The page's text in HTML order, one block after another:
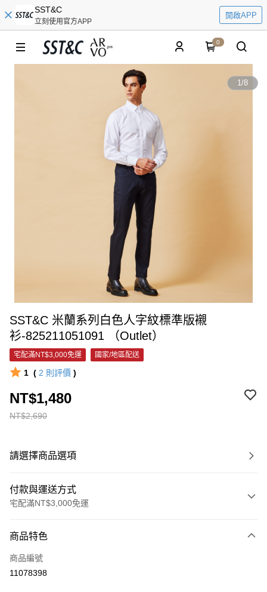
SST&C
立刻使用官方APP
開啟APP
0
1/8
SST&C 米蘭系列白色人字紋標準版襯
衫-825211051091 （Outlet）
宅配滿NT$3,000免運 國家/地區配送
1 ( 2 則評價 )
NT$2,690
NT$1,480
請選擇商品選項
付款與運送方式
宅配滿NT$3,000免運
信用卡一次付款
信用卡分期付款
商品特色
商品編號
11078398